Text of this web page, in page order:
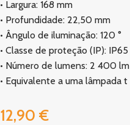
• Largura: 168 mm
• Profundidade: 22,50 mm
• Ângulo de iluminação: 120 °
• Classe de proteção (IP): IP65
• Número de lumens: 2 400 lm
• Equivalente a uma lâmpada t
12,90 €